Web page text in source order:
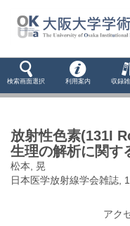
検索画面選択 利用案内 収録
放射性色素(131I
生理の解析に関す
松本, 晃
日本医学放射線学会雑誌,
アク